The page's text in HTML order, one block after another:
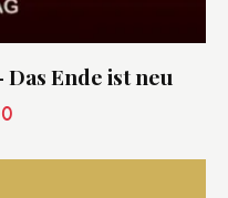
Ende ist neu